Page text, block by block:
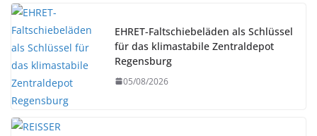
EHRET-Faltschiebeläden als Schlüssel
für das klimastabile Zentraldepot
Regensburg
05/08/2026